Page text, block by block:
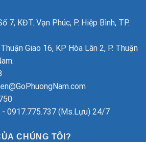
7, KĐT. Vạn Phúc, P. Hiệp Bình, TP.
Giao 16, KP Hòa Lân 2, P. Thuận
- 0917.775.737 (Ms.Lựu) 24/7
CHÚNG TÔI?